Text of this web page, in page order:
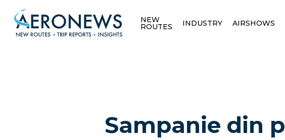
NEW
ROUTES INDUSTRY AIRSHOWS
Sampanie din